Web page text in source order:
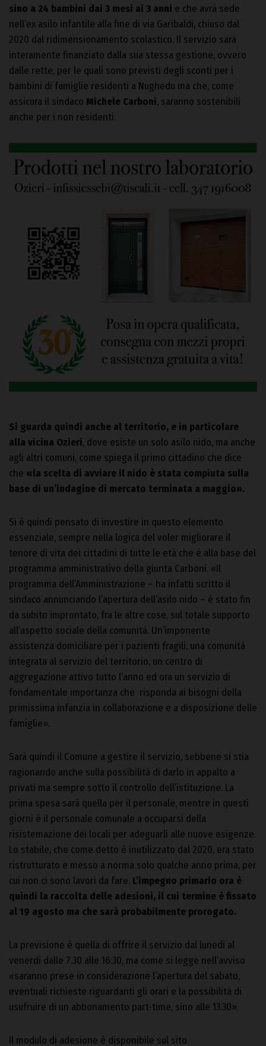
sino a 24 bambini dai 3 mesi ai 3 anni e che avrà sede
nell’ex asilo infantile alla fine di via Garibaldi, chiuso dal
2020 dal ridimensionamento scolastico. Il servizio sarà
interamente finanziato dalla sua stessa gestione, ovvero
dalle rette, per le quali sono previsti degli sconti per i
bambini di famiglie residenti a Nughedu ma che, come
assicura il sindaco Michele Carboni, saranno sostenibili
anche per i non residenti.
Si guarda quindi anche al territorio, e in particolare
alla vicina Ozieri, dove esiste un solo asilo nido, ma anche
agli altri comuni, come spiega il primo cittadino che dice
che «la scelta di avviare il nido è stata compiuta sulla
base di un’indagine di mercato terminata a maggio».
Si è quindi pensato di investire in questo elemento
essenziale, sempre nella logica del voler migliorare il
tenore di vita dei cittadini di tutte le età che è alla base del
programma amministrativo della giunta Carboni. «Il
programma dell’Amministrazione – ha infatti scritto il
sindaco annunciando l’apertura dell’asilo nido – è stato fin
da subito improntato, fra le altre cose, sul totale supporto
all’aspetto sociale della comunità. Un’imponente
assistenza domiciliare per i pazienti fragili, una comunità
integrata al servizio del territorio, un centro di
aggregazione attivo tutto l’anno ed ora un servizio di
fondamentale importanza che risponda ai bisogni della
primissima infanzia in collaborazione e a disposizione delle
famiglie».
Sarà quindi il Comune a gestire il servizio, sebbene si stia
ragionando anche sulla possibilità di darlo in appalto a
privati ma sempre sotto il controllo dell’istituzione. La
prima spesa sarà quella per il personale, mentre in questi
giorni è il personale comunale a occuparsi della
risistemazione dei locali per adeguarli alle nuove esigenze.
Lo stabile, che come detto è inutilizzato dal 2020, era stato
ristrutturato e messo a norma solo qualche anno prima, per
cui non ci sono lavori da fare. L’impegno primario ora è
quindi la raccolta delle adesioni, il cui termine è fissato
al 19 agosto ma che sarà probabilmente prorogato.
La previsione è quella di offrire il servizio dal lunedì al
venerdì dalle 7.30 alle 16.30, ma come si legge nell’avviso
«saranno prese in considerazione l’apertura del sabato,
eventuali richieste riguardanti gli orari e la possibilità di
usufruire di un abbonamento part-time, sino alle 13.30».
Il modulo di adesione è disponibile sul sito